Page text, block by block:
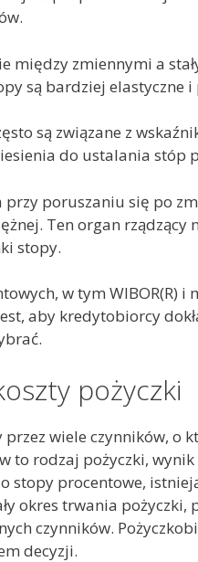
między zmiennymi a
są bardziej elastyczne
są związane z
do ustalania stóp
poruszaniu się po
Ten organ
stopy.
w tym WIBOR(R)
aby kredytobiorcy
pożyczki
przez wiele czynników,
to rodzaj pożyczki,
procentowe,
okres trwania
czynników.
decyzji.